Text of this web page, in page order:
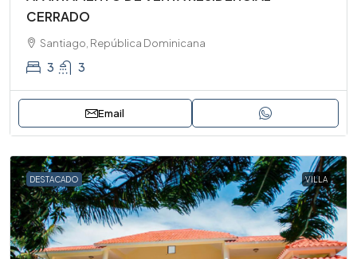
CERRADO
Santiago, República Dominicana
3 3
Email
DESTACADO VILLA